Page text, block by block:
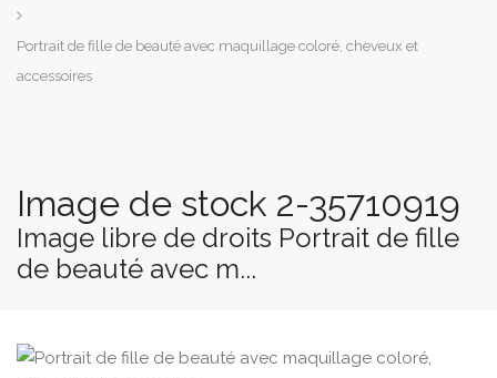
êtes
ici :Portrait de fille de beauté avec maquillage coloré, cheveux et
accessoires
Image de stock 2-35710919
Image libre de droits Portrait de fille
de beauté avec m...